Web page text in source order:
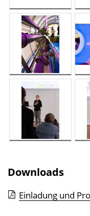
Downloads
Einladung und